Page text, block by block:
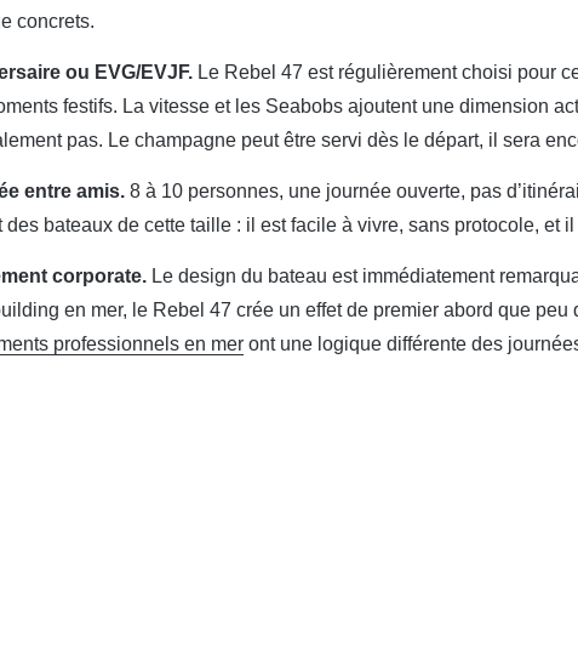
concrets.
ou EVG/EVJF. Le Rebel 47 est régulièrement choisi pour
festifs. La vitesse et les Seabobs ajoutent une dimension
pas. Le champagne peut être servi dès le départ, il sera
entre amis. 8 à 10 personnes, une journée ouverte, pas
des bateaux de cette taille : il est facile à vivre, sans protocole, et
corporate. Le design du bateau est immédiatement
en mer, le Rebel 47 crée un effet de premier abord que
professionnels en mer ont une logique différente des